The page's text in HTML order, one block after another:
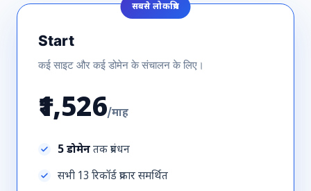
सबसे लोकप्रिय
Start
कई साइट और कई डोमेन के संचालन के लिए।
₹1,526/माह
5 डोमेन तक प्रबंधन
सभी 13 रिकॉर्ड प्रकार समर्थित